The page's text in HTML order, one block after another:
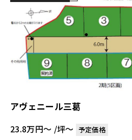
アヴェニール三葛
23.8万円～ /坪〜 予定価格